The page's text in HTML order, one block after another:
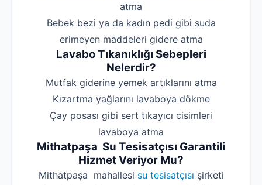
atma
‌Bebek bezi ya da kadın pedi gibi suda
erimeyen maddeleri gidere atma
Lavabo Tıkanıklığı Sebepleri
Nelerdir?
‌Mutfak giderine yemek artıklarını atma
‌Kızartma yağlarını lavaboya dökme
‌Çay posası gibi sert tıkayıcı cisimleri
lavaboya atma
Mithatpaşa Su Tesisatçısı Garantili
Hizmet Veriyor Mu?
Mithatpaşa mahallesi su tesisatçısı şirketi